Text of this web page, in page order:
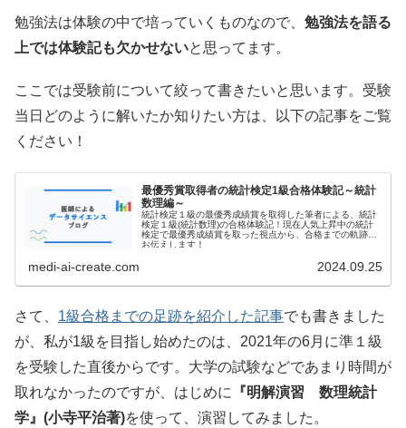
勉強法は体験の中で培っていくものなので、 勉強法を語る
上では体験記も欠かせないと思ってます。
ここでは受験前について絞って書きたいと思います。受験
当日どのように解いたか知りたい方は、以下の記事をご覧
ください！
最優秀賞取得者の統計検定1級合格体験記～統計
数理編～
統計検定１級の最優秀成績賞を取得した筆者による、統計
検定１級(統計数理)の合格体験記！現在人気上昇中の統計
検定で最優秀成績賞を取った視点から、合格までの軌跡を
お伝えします！
medi-ai-create.com 2024.09.25
さて、 1級合格までの足跡を紹介した記事でも書きました
が、私が1級を目指し始めたのは、2021年の6月に準１級
を受験した直後からです。大学の試験などであまり時間が
取れなかったのですが、はじめに
『明解演習 数理統計
学』(小寺平治著)を使って、演習してみました。